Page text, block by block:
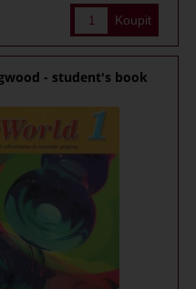
- student's book